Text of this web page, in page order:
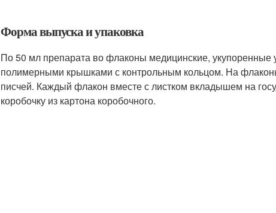
Форма выпуска и упаковка
По 50 мл препарата во флаконы медицинские, укупоренные
полимерными крышками с контрольным кольцом. На
писчей. Каждый флакон вместе с листком вкладышем на
коробочку из картона коробочного.